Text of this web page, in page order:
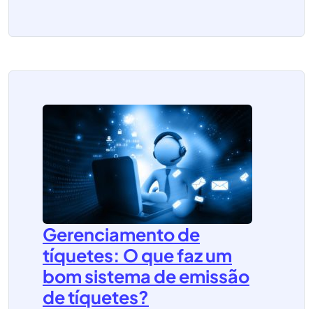
Gerenciamento de
tíquetes: O que faz um
bom sistema de emissão
de tíquetes?